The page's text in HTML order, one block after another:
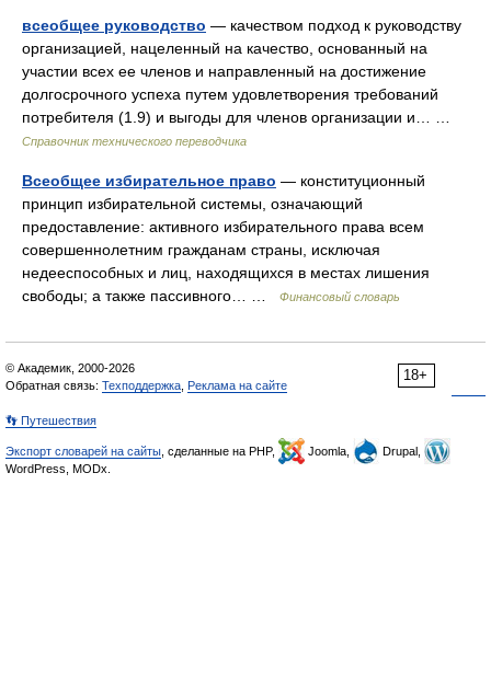
всеобщее руководство — качеством подход к руководству
организацией, нацеленный на качество, основанный на
участии всех ее членов и направленный на достижение
долгосрочного успеха путем удовлетворения требований
потребителя (1.9) и выгоды для членов организации и… …
Справочник технического переводчика
Всеобщее избирательное право — конституционный
принцип избирательной системы, означающий
предоставление: активного избирательного права всем
совершеннолетним гражданам страны, исключая
недееспособных и лиц, находящихся в местах лишения
свободы; а также пассивного… …
Финансовый словарь
18+
© Академик, 2000-2026
Обратная связь: Техподдержка Реклама на сайте
👣 Путешествия
Экспорт словарей на сайты , сделанные на PHP, Joomla,
Drupal,
WordPress, MODx.